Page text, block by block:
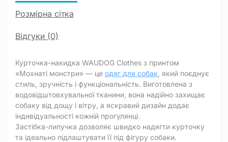
Розмірна сітка
Відгуки (0)
Курточка-накидка WAUDOG Clothes з принтом
«Мохнаті монстри» — це одяг для собак , який поєднує
стиль, зручність і функціональність. Виготовлена з
водовідштовхувальної тканини, вона надійно захищає
собаку від дощу і вітру, а яскравий дизайн додає
індивідуальності кожній прогулянці.
Застібка-липучка дозволяє швидко надягти курточку
та ідеально підлаштувати її під фігуру собаки.